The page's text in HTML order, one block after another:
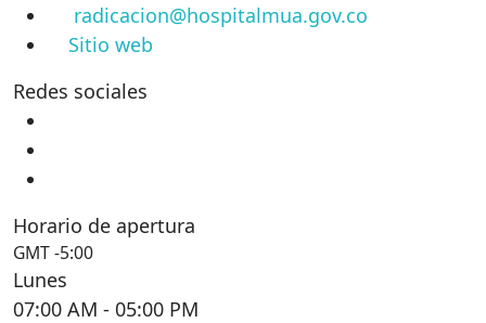
radicacion@hospitalmua.gov.co
Sitio web
Redes sociales
Horario de apertura
GMT -5:00
Lunes
07:00 AM - 05:00 PM